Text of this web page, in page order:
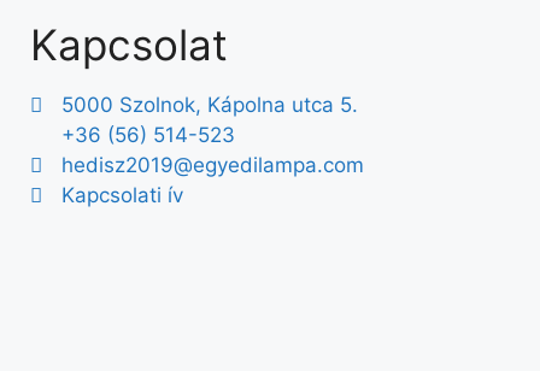
Kapcsolat
5000 Szolnok, Kápolna utca 5.
+36 (56) 514-523
hedisz2019@egyedilampa.com
Kapcsolati ív